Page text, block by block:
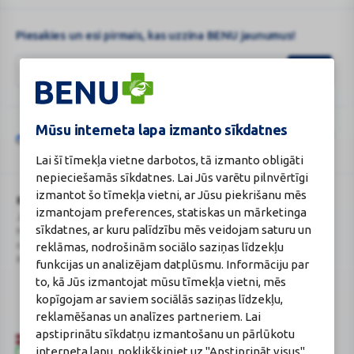
Mūsu interneta lapa izmanto sīkdatnes
Lai šī tīmekļa vietne darbotos, tā izmanto obligāti
nepieciešamās sīkdatnes. Lai Jūs varētu pilnvērtīgi
izmantot šo tīmekļa vietni, ar Jūsu piekrišanu mēs
izmantojam preferences, statiskas un mārketinga
sīkdatnes, ar kuru palīdzību mēs veidojam saturu un
reklāmas, nodrošinām sociālo saziņas līdzekļu
funkcijas un analizējam datplūsmu. Informāciju par
to, kā Jūs izmantojat mūsu tīmekļa vietni, mēs
kopīgojam ar saviem sociālās saziņas līdzekļu,
reklamēšanas un analīzes partneriem. Lai
apstiprinātu sīkdatņu izmantošanu un pārlūkotu
interneta lapu, noklikšķiniet uz "Apstiprināt visus".
Piesakies un esi pirmais, kas uzzina BENU jaunumus!
Google
reCAPTCHA
Šo vietni aizsargā „reCAPTCHA“, un uz to attiecas „Google“
BENU Aptieka Latvija, SIA
Juridiskā adrese / Faktiskā adrese:
Noliktavu iela 5, Dreiliņi, Stopiņu
novads, LV-2130
Reģistrācijas Nr.: 40003252167
Licence
Licences numurs: A00010
E-aptiekas kontakti
Aptiekas vadītāja:
Sertificēta farmaceite: Jeļena
Gončarova
Reģistrācijas Nr.: F-0834
Sertifikāta Nr.: 215.2025